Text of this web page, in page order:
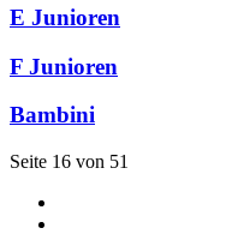
E Junioren
F Junioren
Bambini
Seite 16 von 51